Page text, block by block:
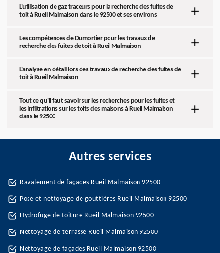
L'utilisation de gaz traceurs pour la recherche des fuites de
toit à Rueil Malmaison dans le 92500 et ses environs
Les compétences de Dumortier pour les travaux de
recherche des fuites de toit à Rueil Malmaison
L'analyse en détail lors des travaux de recherche des fuites de
toit à Rueil Malmaison
Tout ce qu'il faut savoir sur les recherches pour les fuites et
les infiltrations sur les toits des maisons à Rueil Malmaison
dans le 92500
Autres services
Ravalement de façades Rueil Malmaison 92500
Pose et nettoyage de gouttières Rueil Malmaison 92500
Hydrofuge de toiture Rueil Malmaison 92500
Nettoyage de terrasse Rueil Malmaison 92500
Nettoyage de façades Rueil Malmaison 92500